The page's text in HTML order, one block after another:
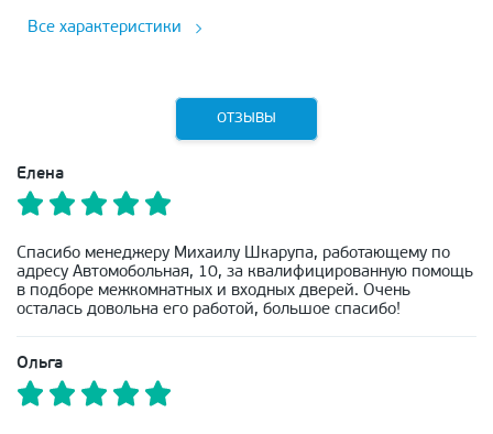
Все характеристики
ОТЗЫВЫ
Елена
Спасибо менеджеру Михаилу Шкарупа, работающему по
адресу Автомобольная, 10, за квалифицированную помощь
в подборе межкомнатных и входных дверей. Очень
осталась довольна его работой, большое спасибо!
Ольга